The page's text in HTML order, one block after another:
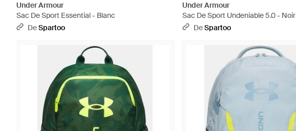
Under Armour
Sac De Sport Essential - Blanc
DeSpartoo
Under Armour
Sac De Sport Undeniable 5.0 - Noir
DeSpartoo